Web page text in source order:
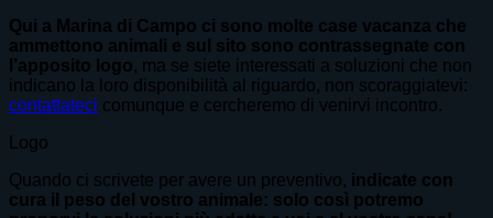
Qui a Marina di Campo ci sono molte case vacanza che
ammettono animali e sul sito sono contrassegnate con
l’apposito logo, ma se siete interessati a soluzioni che non
indicano la loro disponibilità al riguardo, non scoraggiatevi:
contattateci comunque e cercheremo di venirvi incontro.
Logo
Quando ci scrivete per avere un preventivo, indicate con
cura il peso del vostro animale: solo così potremo